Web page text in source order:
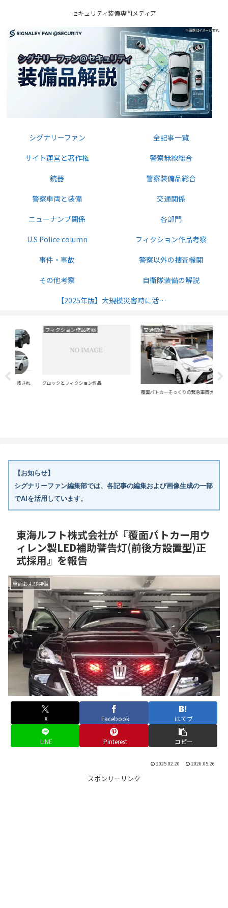
セキュリティ装備専門メディア
シグナリーファン
全記事一覧
サイト運営と著作権
警察無線総合
銃器
警察装備品総合
警察車両と装備
交通関係
ニューナンブ関係
各部門
U.S Police column
フィクション作品考察
事件・事故
警察以外の捜査機関
その他考察
自衛隊装備の解説
【2025年版】大規模災害時に活発になるサバイバル無線の周波数解説
フィクション作品考察
グロックとフィクション作品
交通関係
覆面パトカーそっくりの緊急車両大特集！
『
【お知らせ】
シグナリーファン編集部では、各記事の編集および画像生成の一部
でAIを活用しています。
東海ルフト株式会社が『覆面パトカー用ウ
ィレン製LED補助警告灯(前後方設置型)正
式採用』を報告
車両および装備
X Facebook はてブ
LINE Pinterest コピー
2025.02.20 2026.05.26
スポンサーリンク